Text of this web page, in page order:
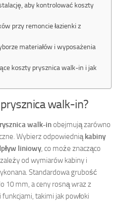
aby kontrolować koszty
przy remoncie łazienki z
materiałów i wyposażenia
koszty prysznica walk-in i jak
walk-in?
walk-inobejmują zarówno
Wybierz odpowiednią kabiny
liniowy , co może znacząco
od wymiarów kabiny i
Standardowa grubość
10 mm, a ceny rosną wraz z
takimi jak powłoki